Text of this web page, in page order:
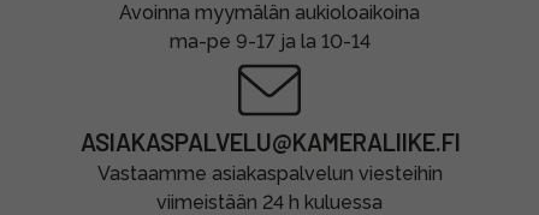
Avoinna myymälän aukioloaikoina
ma-pe 9-17 ja la 10-14
ASIAKASPALVELU@KAMERALIIKE.FI
Vastaamme asiakaspalvelun viesteihin
viimeistään 24 h kuluessa